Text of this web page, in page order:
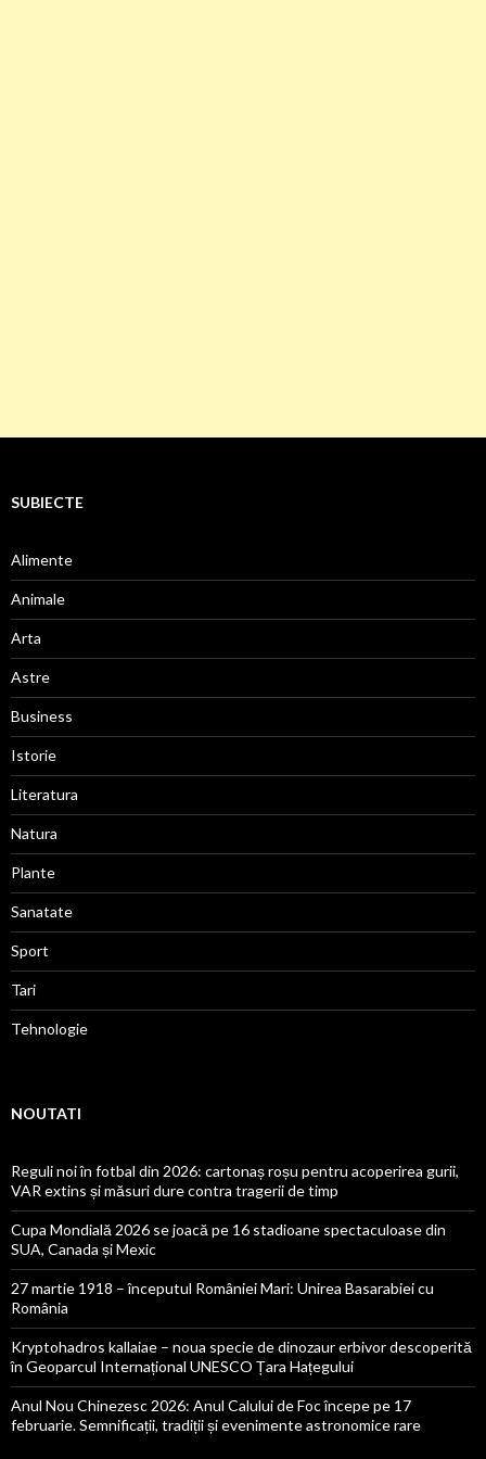
SUBIECTE
Alimente
Animale
Arta
Astre
Business
Istorie
Literatura
Natura
Plante
Sanatate
Sport
Tari
Tehnologie
NOUTATI
Reguli noi în fotbal din 2026: cartonaș roșu pentru acoperirea gurii,
VAR extins și măsuri dure contra tragerii de timp
Cupa Mondială 2026 se joacă pe 16 stadioane spectaculoase din
SUA, Canada și Mexic
27 martie 1918 – începutul României Mari: Unirea Basarabiei cu
România
Kryptohadros kallaiae – noua specie de dinozaur erbivor descoperită
în Geoparcul Internațional UNESCO Țara Hațegului
Anul Nou Chinezesc 2026: Anul Calului de Foc începe pe 17
februarie. Semnificații, tradiții și evenimente astronomice rare